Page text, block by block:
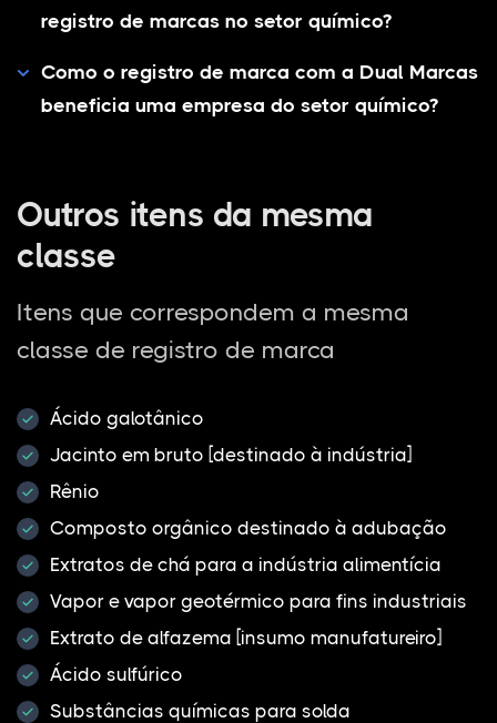
registro de marcas no setor químico?
Como o registro de marca com a Dual Marcas
beneficia uma empresa do setor químico?
Outros itens da mesma
classe
Itens que correspondem a mesma
classe de registro de marca
Ácido galotânico
Jacinto em bruto [destinado à indústria]
Rênio
Composto orgânico destinado à adubação
Extratos de chá para a indústria alimentícia
Vapor e vapor geotérmico para fins industriais
Extrato de alfazema [insumo manufatureiro]
Ácido sulfúrico
Substâncias químicas para solda